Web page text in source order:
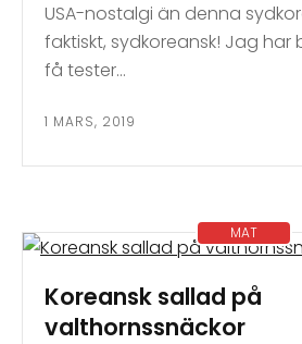
USA-nostalgi än denna
faktiskt, sydkoreansk! Jag
få tester…
1 MARS, 2019
MAT
Koreansk sallad på
valthornssnäckor